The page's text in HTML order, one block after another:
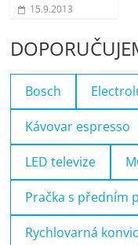
15.9.2013
Bosch
Kávovar espresso
LED televize
Pračka s předním
Rychlovarná